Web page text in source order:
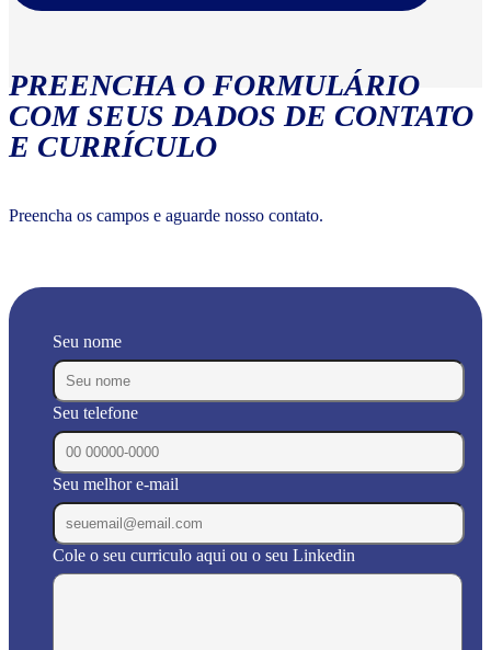
PREENCHA O FORMULÁRIO
COM SEUS DADOS DE CONTATO
E CURRÍCULO
Preencha os campos e aguarde nosso contato.
Seu nome
Seu telefone
Seu melhor e-mail
Cole o seu curriculo aqui ou o seu Linkedin